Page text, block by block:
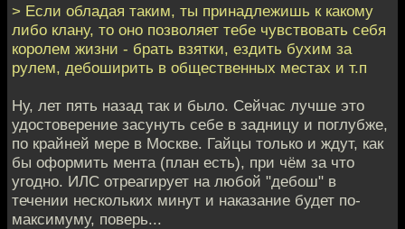
> Если обладая таким, ты принадлежишь к какому
либо клану, то оно позволяет тебе чувствовать себя
королем жизни - брать взятки, ездить бухим за
рулем, дебоширить в общественных местах и т.п
Ну, лет пять назад так и было. Сейчас лучше это
удостоверение засунуть себе в задницу и поглубже,
по крайней мере в Москве. Гайцы только и ждут, как
бы оформить мента (план есть), при чём за что
угодно. ИЛС отреагирует на любой "дебош" в
течении нескольких минут и наказание будет по-
максимуму, поверь...